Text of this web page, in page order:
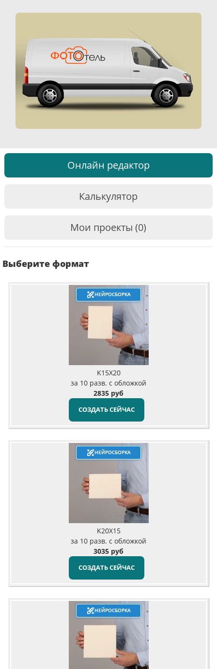
Онлайн редактор
Калькулятор
Мои проекты (0)
Выберите формат
НЕЙРОСБОРКА
K15X20
за 10 разв. с обложкой
2835 руб
СОЗДАТЬ СЕЙЧАС
НЕЙРОСБОРКА
K20X15
за 10 разв. с обложкой
3035 руб
СОЗДАТЬ СЕЙЧАС
НЕЙРОСБОРКА